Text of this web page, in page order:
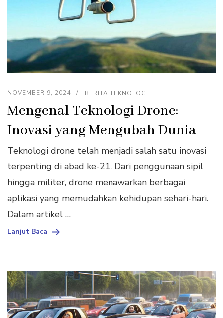
NOVEMBER 9, 2024 BERITA TEKNOLOGI
Mengenal Teknologi Drone:
Inovasi yang Mengubah Dunia
Teknologi drone telah menjadi salah satu inovasi
terpenting di abad ke-21. Dari penggunaan sipil
hingga militer, drone menawarkan berbagai
aplikasi yang memudahkan kehidupan sehari-hari.
Dalam artikel …
Lanjut Baca